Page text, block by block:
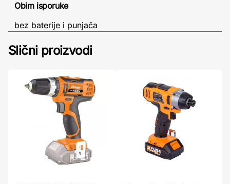
Obim isporuke
bez baterije i punjača
Slični proizvodi